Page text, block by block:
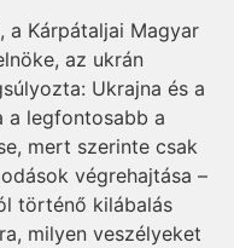
a Kárpátaljai Magyar
az ukrán
Ukrajna és a
a legfontosabb a
mert szerinte csak
végrehajtása –
történő kilábalás
milyen veszélyeket